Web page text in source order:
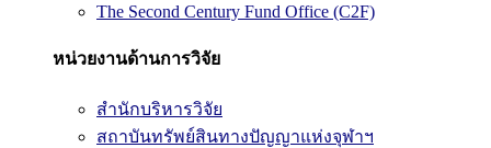
The Second Century Fund Office (C2F)
หน่วยงานด้านการวิจัย
สำนักบริหารวิจัย
สถาบันทรัพย์สินทางปัญญาแห่งจุฬาฯ